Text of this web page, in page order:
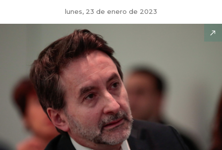
lunes, 23 de enero de 2023